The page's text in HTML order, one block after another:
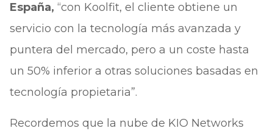
España, “con Koolfit, el cliente obtiene un
servicio con la tecnología más avanzada y
puntera del mercado, pero a un coste hasta
un 50% inferior a otras soluciones basadas en
tecnología propietaria”.
Recordemos que la nube de KIO Networks